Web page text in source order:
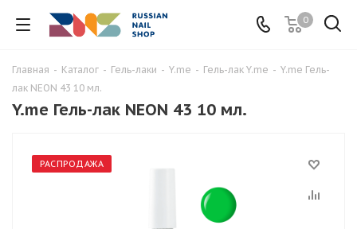
0
Главная - Каталог - Гель-лаки - Y.me - Гель-лак Y.me - Y.me Гель-
лак NEON 43 10 мл.
Y.me Гель-лак NEON 43 10 мл.
РАСПРОДАЖА